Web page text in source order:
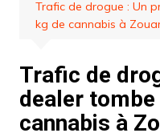
Trafic de drogue : Un
kg de cannabis à
Trafic de
dealer
cannabis à